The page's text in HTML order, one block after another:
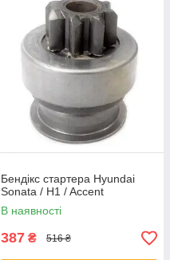
Бендікс стартера Hyundai
Sonata / H1 / Accent
В наявності
387 ₴ 516 ₴